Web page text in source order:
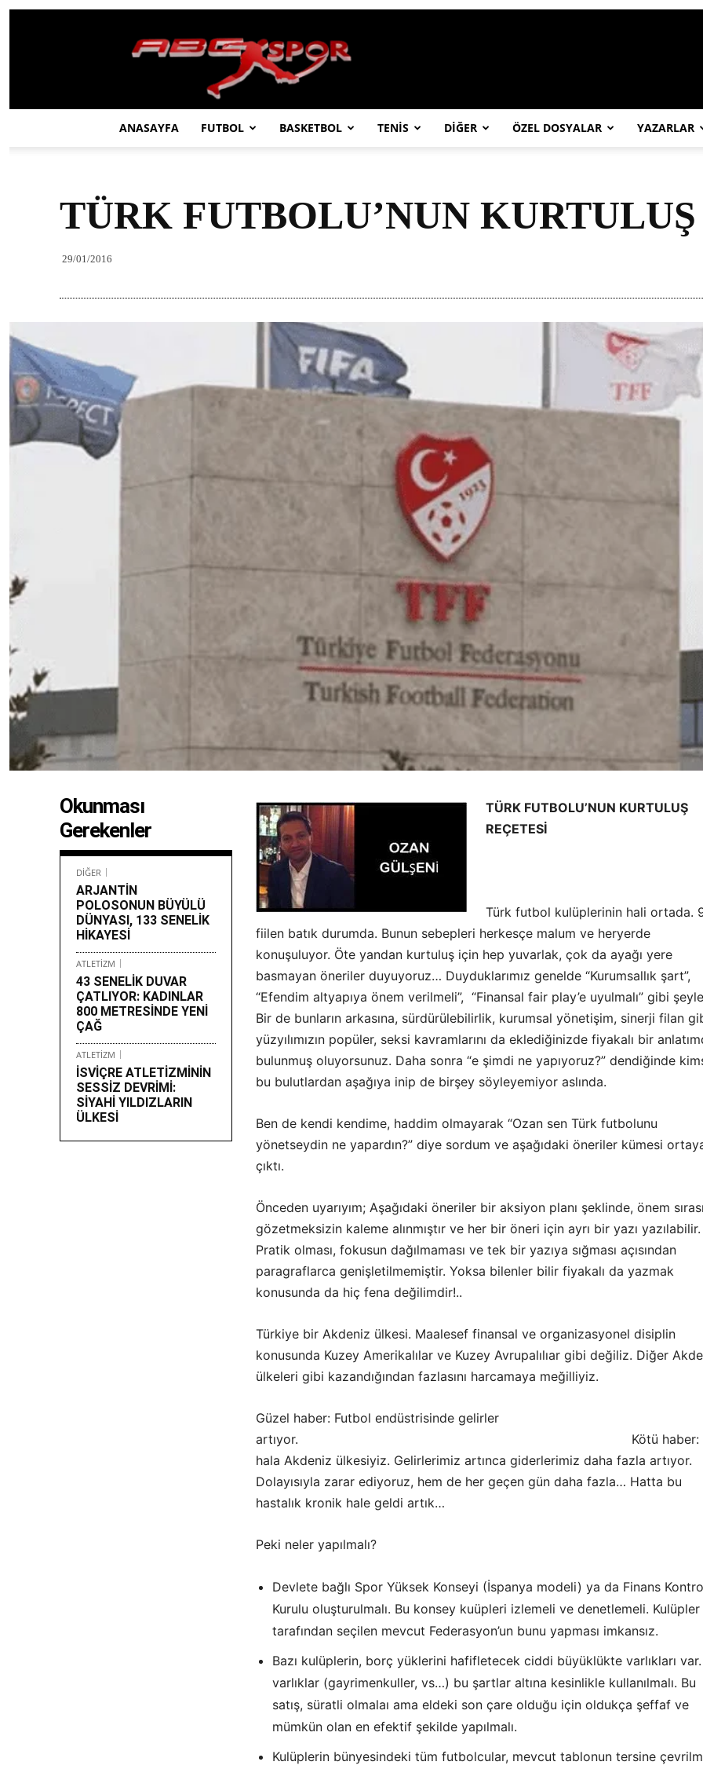
ABC
SPOR
ANASAYFA FUTBOL BASKETBOL TENİS DİĞER ÖZEL DOSYALAR YAZARLAR
TÜRK FUTBOLU’NUN
29/01/2016
Okunması
Gerekenler
DİĞER
ARJANTİN
POLOSONUN BÜYÜLÜ
DÜNYASI, 133 SENELİK
HİKAYESİ
ATLETİZM
43 SENELİK DUVAR
ÇATLIYOR: KADINLAR
800 METRESİNDE YENİ
ÇAĞ
ATLETİZM
İSVİÇRE ATLETİZMİNİN
SESSİZ DEVRİMİ:
SİYAHİ YILDIZLARIN
ÜLKESİ
TÜRK FUTBOLU’NUN KURTULUŞ
REÇETESİ
Türk futbol kulüplerinin hali ortada.
fiilen batık durumda. Bunun sebepleri herkesçe malum ve heryerde
konuşuluyor. Öte yandan kurtuluş için hep yuvarlak, çok da ayağı yere
basmayan öneriler duyuyoruz… Duyduklarımız genelde “Kurumsallık şart”,
“Efendim altyapıya önem verilmeli”, “Finansal fair play’e uyulmalı” gibi
Bir de bunların arkasına, sürdürülebilirlik, kurumsal yönetişim, sinerji filan
yüzyılımızın popüler, seksi kavramlarını da eklediğinizde fiyakalı bir
bulunmuş oluyorsunuz. Daha sonra “e şimdi ne yapıyoruz?” dendiğinde
bu bulutlardan aşağıya inip de birşey söyleyemiyor aslında.
Ben de kendi kendime, haddim olmayarak “Ozan sen Türk futbolunu
yönetseydin ne yapardın?” diye sordum ve aşağıdaki öneriler kümesi
çıktı.
Önceden uyarıyım; Aşağıdaki öneriler bir aksiyon planı şeklinde, önem sırası
gözetmeksizin kaleme alınmıştır ve her bir öneri için ayrı bir yazı yazılabilir.
Pratik olması, fokusun dağılmaması ve tek bir yazıya sığması açısından
paragraflarca genişletilmemiştir. Yoksa bilenler bilir fiyakalı da yazmak
konusunda da hiç fena değilimdir!..
Türkiye bir Akdeniz ülkesi. Maalesef finansal ve organizasyonel disiplin
konusunda Kuzey Amerikalılar ve Kuzey Avrupalılıar gibi değiliz. Diğer
ülkeleri gibi kazandığından fazlasını harcamaya meğilliyiz.
Güzel haber: Futbol endüstrisinde gelirler
artıyor. Kötü haber:
hala Akdeniz ülkesiyiz. Gelirlerimiz artınca giderlerimiz daha fazla artıyor.
Dolayısıyla zarar ediyoruz, hem de her geçen gün daha fazla… Hatta bu
hastalık kronik hale geldi artık…
Peki neler yapılmalı?
Devlete bağlı Spor Yüksek Konseyi (İspanya modeli) ya da Finans
Kurulu oluşturulmalı. Bu konsey kuüpleri izlemeli ve denetlemeli. Kulüpler
tarafından seçilen mevcut Federasyon’un bunu yapması imkansız.
Bazı kulüplerin, borç yüklerini hafifletecek ciddi büyüklükte varlıkları var.
varlıklar (gayrimenkuller, vs…) bu şartlar altına kesinlikle kullanılmalı. Bu
satış, süratli olmalaı ama eldeki son çare olduğu için oldukça şeffaf ve
mümkün olan en efektif şekilde yapılmalı.
Kulüplerin bünyesindeki tüm futbolcular, mevcut tablonun tersine